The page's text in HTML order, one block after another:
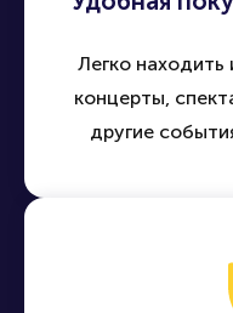
Легко находить
концерты,
другие